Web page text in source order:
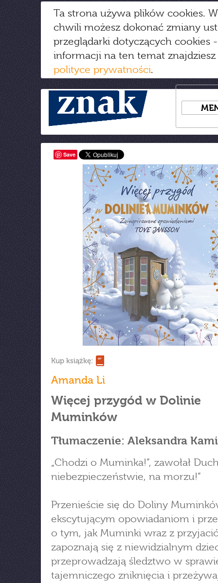
Ta strona używa plików cookies.
chwili możesz dokonać zmiany
przeglądarki dotyczących cookies
informacji na ten temat
polityce prywatności.
Save
Kup książkę:
Amanda Li
Więcej przygód w Dolinie
Muminków
Tłumaczenie: Aleksandra
„Chodzi o Muminka!”, zawołał
niebezpieczeństwie, na morzu!”
Przenieście się do Doliny
ekscytującym opowiadaniom i
o tym, jak Muminki wraz z
zapoznają się z niewidzialnym
przeprowadzają śledztwo w
tajemniczego zniknięcia i